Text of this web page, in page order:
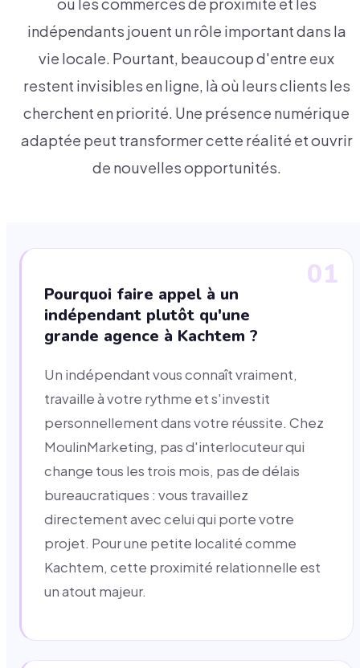
où les commerces de proximité et les
indépendants jouent un rôle important dans la
vie locale. Pourtant, beaucoup d'entre eux
restent invisibles en ligne, là où leurs clients les
cherchent en priorité. Une présence numérique
adaptée peut transformer cette réalité et ouvrir
de nouvelles opportunités.
01
Pourquoi faire appel à un
indépendant plutôt qu'une
grande agence à Kachtem ?
Un indépendant vous connaît vraiment,
travaille à votre rythme et s'investit
personnellement dans votre réussite. Chez
MoulinMarketing, pas d'interlocuteur qui
change tous les trois mois, pas de délais
bureaucratiques : vous travaillez
directement avec celui qui porte votre
projet. Pour une petite localité comme
Kachtem, cette proximité relationnelle est
un atout majeur.